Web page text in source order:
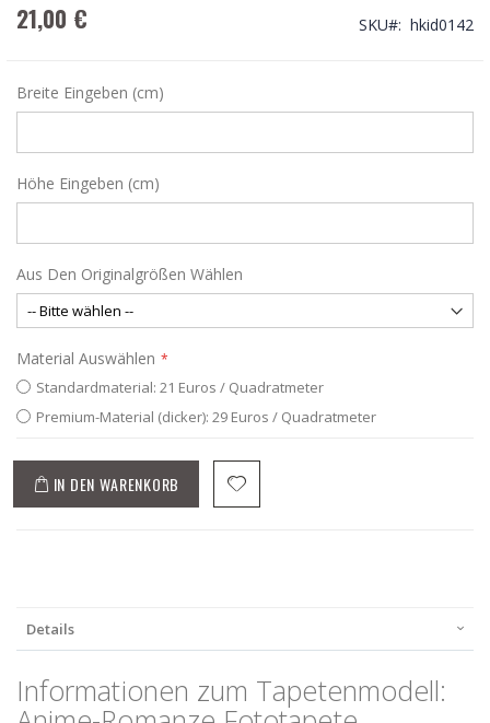
21,00 € SKU hkid0142
Breite Eingeben (cm)
Höhe Eingeben (cm)
Aus Den Originalgrößen Wählen
Material Auswählen
Standardmaterial: 21 Euros / Quadratmeter
Premium-Material (dicker): 29 Euros / Quadratmeter
IN DEN WARENKORB
Details
Informationen zum Tapetenmodell: